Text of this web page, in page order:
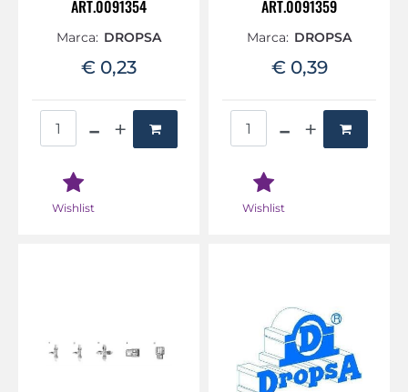
ART.0091354
Marca: DROPSA
€ 0,23
Wishlist
ART.0091359
Marca: DROPSA
€ 0,39
Wishlist